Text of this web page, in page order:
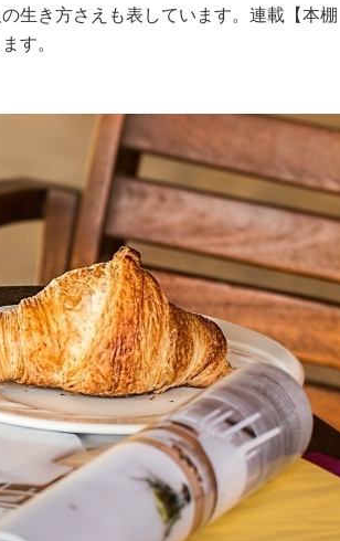
生き方さえも表しています。連載【本棚
す。